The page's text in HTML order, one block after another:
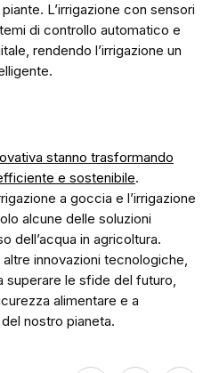
L’irrigazione con sensori
di controllo automatico e
rendendo l’irrigazione un
stanno trasformando
e sostenibile.
a goccia e l’irrigazione
alcune delle soluzioni
dell’acqua in agricoltura.
innovazioni tecnologiche,
superare le sfide del futuro,
alimentare e a
nostro pianeta.